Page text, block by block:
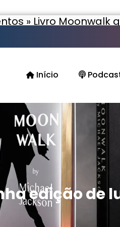
Início
» Livro Moonwalk
edição de